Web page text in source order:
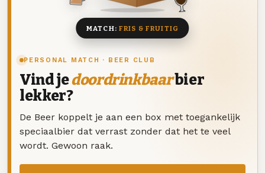
PERSONAL MATCH · BEER CLUB
Vind jedoordrinkbaarbier
lekker?
De Beer koppelt je aan een box met toegankelijk
speciaalbier dat verrast zonder dat het te veel
wordt. Gewoon raak.
MATCH: FRIS & FRUITIG